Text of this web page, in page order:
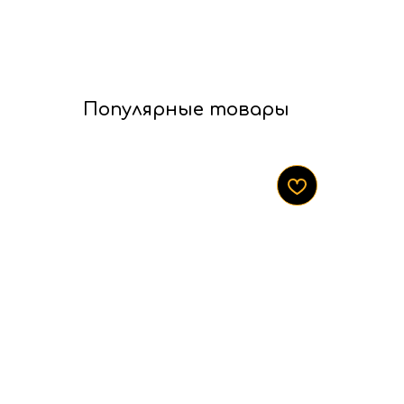
Популярные товары